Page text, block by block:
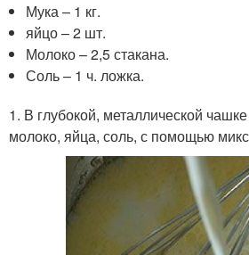
Мука – 1 кг.
яйцо – 2 шт.
Молоко – 2,5 стакана.
Соль – 1 ч. ложка.
1. В глубокой, металлической
молоко, яйца, соль, с помощью